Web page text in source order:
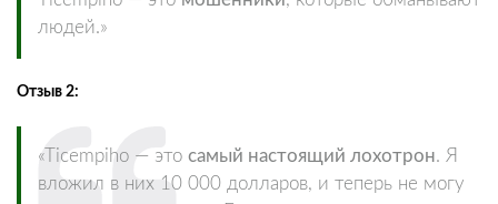
людей.»
Отзыв 2:
«Ticempiho — это самый настоящий лохотрон. Я
вложил в них 10 000 долларов, и теперь не могу